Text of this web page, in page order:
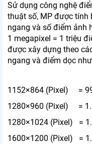
Sử dụng công nghệ
thuật số, MP được tính
ngang và số điểm ảnh
1 megapixel = 1 triệu
được xây dựng theo
ngang và điểm dọc
1152×864 (Pixel) =
1280×960 (Pixel) =
1280×1024 (Pixel) =
1600×1200 (Pixel) =